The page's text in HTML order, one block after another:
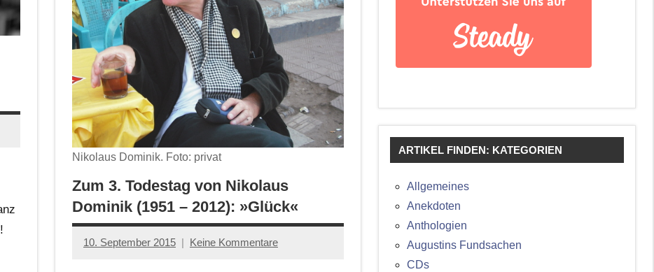
Nikolaus Dominik. Foto: privat
Zum 3. Todestag von Nikolaus
Dominik (1951 – 2012): »Glück«
10. September 2015
Anton
Keine Kommentare
ARTIKEL FINDEN: KATEGORIEN
Allgemeines
Anekdoten
Anthologien
Augustins Fundsachen
CDs